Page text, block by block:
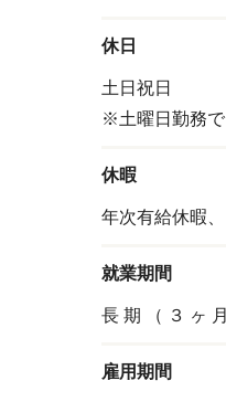
休日
土日祝日
※土曜日勤務
休暇
年次有給休暇、
就業期間
長 期 （ ３ ヶ 月
雇用期間